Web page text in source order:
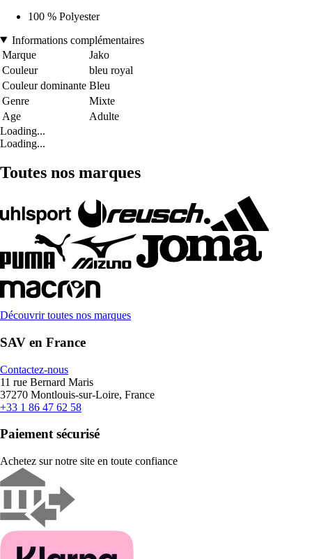
100 % Polyester
Informations complémentaires
Marque
Jako
Couleur
bleu royal
Couleur dominante Bleu
Genre
Mixte
Age
Adulte
Loading...
Loading...
Toutes nos marques
Découvrir toutes nos marques
SAV en France
Contactez-nous
11 rue Bernard Maris
37270 Montlouis-sur-Loire, France
+33 1 86 47 62 58
Paiement sécurisé
Achetez sur notre site en toute confiance